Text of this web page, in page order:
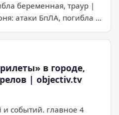
беременная, траур |
атаки БпЛА, погибла …
в городе,
| objectiv.tv
и событий. главное 4